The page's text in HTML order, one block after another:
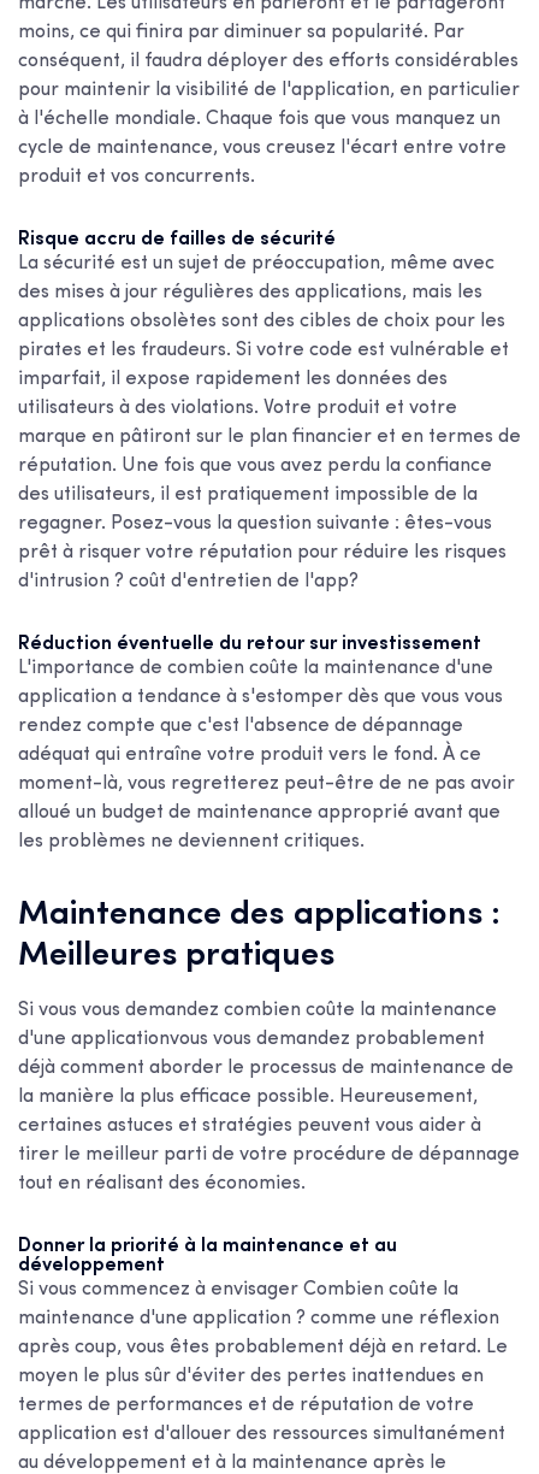
moins, ce qui finira par diminuer sa popularité. Par
conséquent, il faudra déployer des efforts considérables
pour maintenir la visibilité de l'application, en particulier
à l'échelle mondiale. Chaque fois que vous manquez un
cycle de maintenance, vous creusez l'écart entre votre
produit et vos concurrents.
Risque accru de failles de sécurité
La sécurité est un sujet de préoccupation, même avec
des mises à jour régulières des applications, mais les
applications obsolètes sont des cibles de choix pour les
pirates et les fraudeurs. Si votre code est vulnérable et
imparfait, il expose rapidement les données des
utilisateurs à des violations. Votre produit et votre
marque en pâtiront sur le plan financier et en termes de
réputation. Une fois que vous avez perdu la confiance
des utilisateurs, il est pratiquement impossible de la
regagner. Posez-vous la question suivante : êtes-vous
prêt à risquer votre réputation pour réduire les risques
d'intrusion ? coût d'entretien de l'app?
Réduction éventuelle du retour sur investissement
L'importance de combien coûte la maintenance d'une
application a tendance à s'estomper dès que vous vous
rendez compte que c'est l'absence de dépannage
adéquat qui entraîne votre produit vers le fond. À ce
moment-là, vous regretterez peut-être de ne pas avoir
alloué un budget de maintenance approprié avant que
les problèmes ne deviennent critiques.
Maintenance des applications :
Meilleures pratiques
Si vous vous demandez combien coûte la maintenance
d'une applicationvous vous demandez probablement
déjà comment aborder le processus de maintenance de
la manière la plus efficace possible. Heureusement,
certaines astuces et stratégies peuvent vous aider à
tirer le meilleur parti de votre procédure de dépannage
tout en réalisant des économies.
Donner la priorité à la maintenance et au
développement
Si vous commencez à envisager Combien coûte la
maintenance d'une application ? comme une réflexion
après coup, vous êtes probablement déjà en retard. Le
moyen le plus sûr d'éviter des pertes inattendues en
termes de performances et de réputation de votre
application est d'allouer des ressources simultanément
au développement et à la maintenance après le